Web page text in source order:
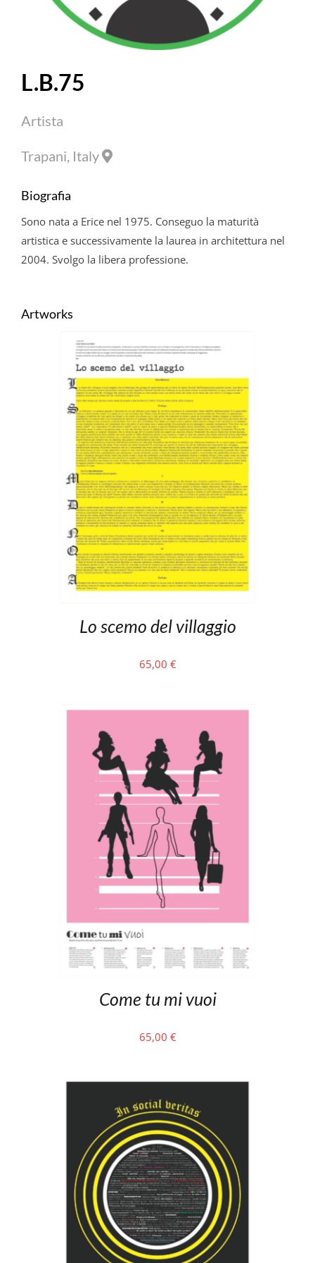
L.B.75
Artista
Trapani, Italy
Biografia
Sono nata a Erice nel 1975. Conseguo la maturità
artistica e successivamente la laurea in architettura nel
2004. Svolgo la libera professione.
Artworks
Lo scemo del villaggio
65,00 €
Come tu mi vuoi
65,00 €